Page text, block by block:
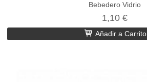
Bebedero Vidrio
1,10 €
Añadir a Carrito